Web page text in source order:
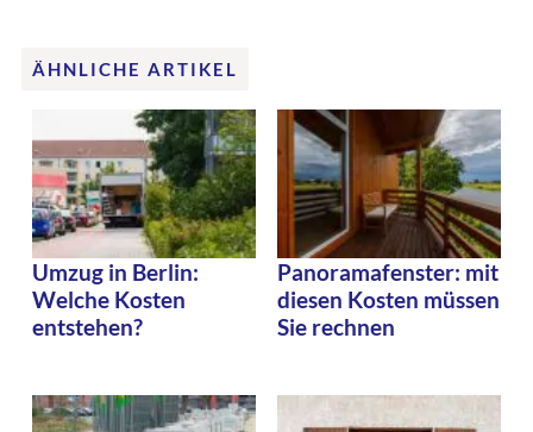
ÄHNLICHE ARTIKEL
Umzug in Berlin:
Welche Kosten
entstehen?
Panoramafenster: mit
diesen Kosten müssen
Sie rechnen